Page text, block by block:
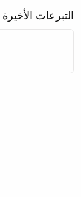
التبرعات الأخيرة